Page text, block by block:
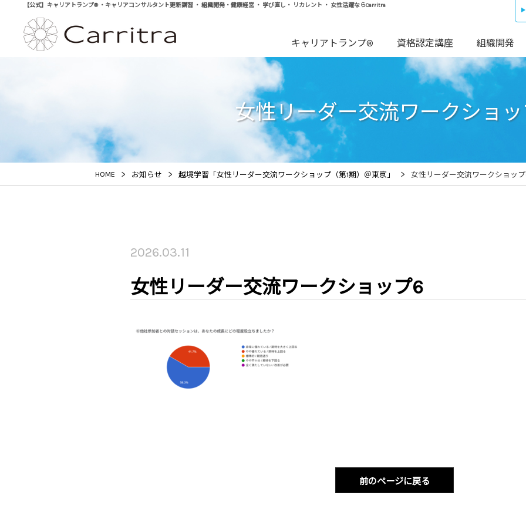
【公式】キャリアトランプ® ・キャリアコンサルタント更新講習 ・ 組織開発・健康経営 ・ 学び直し・ リカレント ・ 女性活躍ならCarritra
キャリアトランプ® 資格認定講座 組織開発
女性リーダー交流ワークショ
HOME > お知らせ > 越境学習「女性リーダー交流ワークショップ（第1期）＠東京」 > 女性リーダー交流ワークショッ
2026.03.11
女性リーダー交流ワークショップ6
前のページに戻る